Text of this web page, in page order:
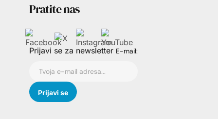
Pratite nas
Prijavi se za newsletter E-mail: